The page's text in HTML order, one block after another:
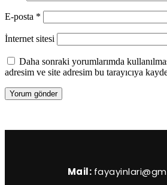
E-posta *
İnternet sitesi
Daha sonraki yorumlarımda
adresim ve site adresim bu tarayıcıya
Mail: